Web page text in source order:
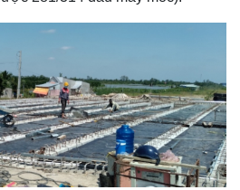
Giá vàng
Tiêu dùng
Tỷ giá
Giá cà phê